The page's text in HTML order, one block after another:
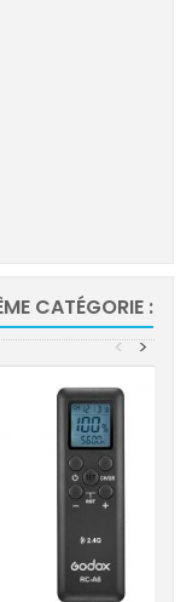
CATÉGORIE :
>
<